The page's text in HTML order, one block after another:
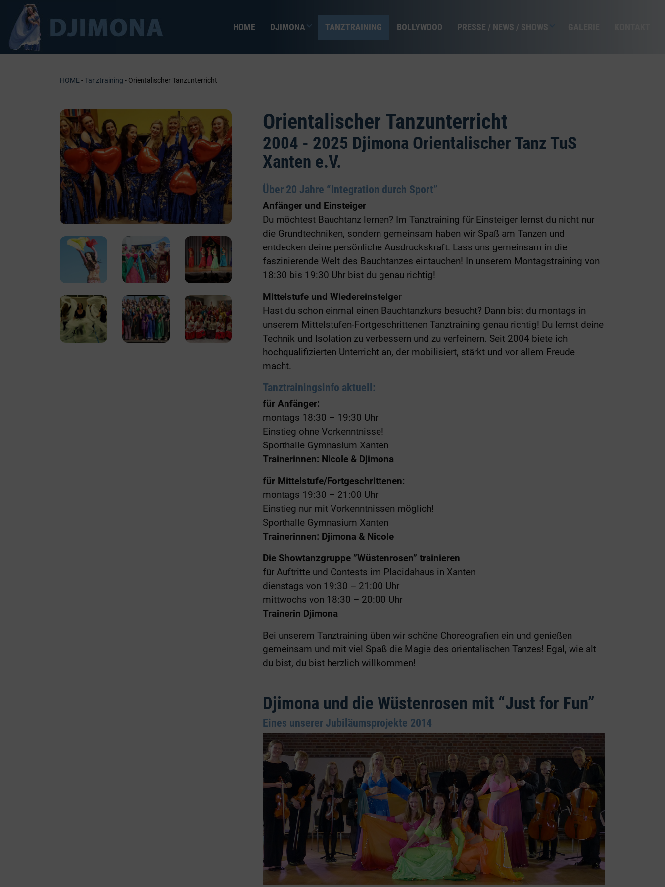
Inhalt
springen
HOME DJIMONA TANZTRAINING BOLLYWOOD PRESSE / NEWS / SHOWS
HOME-Tanztraining - Orientalischer Tanzunterricht
Orientalischer Tanzunterricht
2004 - 2025 Djimona Orientalischer Tanz TuS
Xanten e.V.
Über 20 Jahre “Integration durch Sport”
Anfänger und Einsteiger
Du möchtest Bauchtanz lernen? Im Tanztraining für Einsteiger lernst du nicht nur
die Grundtechniken, sondern gemeinsam haben wir Spaß am Tanzen und
entdecken deine persönliche Ausdruckskraft. Lass uns gemeinsam in die
faszinierende Welt des Bauchtanzes eintauchen! In unserem Montagstraining von
18:30 bis 19:30 Uhr bist du genau richtig!
Mittelstufe und Wiedereinsteiger
Hast du schon einmal einen Bauchtanzkurs besucht? Dann bist du montags in
unserem Mittelstufen-Fortgeschrittenen Tanztraining genau richtig! Du lernst deine
Technik und Isolation zu verbessern und zu verfeinern. Seit 2004 biete ich
hochqualifizierten Unterricht an, der mobilisiert, stärkt und vor allem Freude
macht.
Tanztrainingsinfo aktuell:
für Anfänger:
montags 18:30 – 19:30 Uhr
Einstieg ohne Vorkenntnisse!
Sporthalle Gymnasium Xanten
Trainerinnen: Nicole & Djimona
für Mittelstufe/Fortgeschrittenen:
montags 19:30 – 21:00 Uhr
Einstieg nur mit Vorkenntnissen möglich!
Sporthalle Gymnasium Xanten
Trainerinnen: Djimona & Nicole
Die Showtanzgruppe ”Wüstenrosen” trainieren
für Auftritte und Contests im Placidahaus in Xanten
dienstags von 19:30 – 21:00 Uhr
mittwochs von 18:30 – 20:00 Uhr
Trainerin Djimona
Bei unserem Tanztraining üben wir schöne Choreografien ein und genießen
gemeinsam und mit viel Spaß die Magie des orientalischen Tanzes! Egal, wie alt
du bist, du bist herzlich willkommen!
Djimona und die Wüstenrosen mit “Just for Fun”
Eines unserer Jubiläumsprojekte 2014